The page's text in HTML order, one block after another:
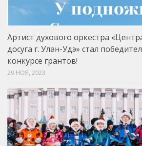
Артист духового оркестра
досуга г. Улан-Удэ» стал
конкурсе грантов!
29 НОЯ, 2023